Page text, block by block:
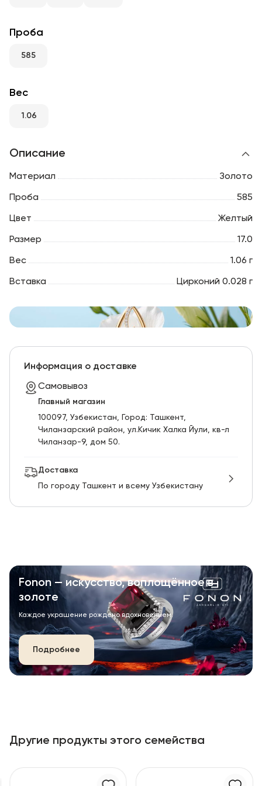
Проба
585
Вес
1.06
Описание
Материал Золото
Проба 585
Цвет Желтый
Размер 17.0
Вес 1.06 г
Вставка Цирконий 0.028 г
Информация о доставке
Самовывоз
Главный магазин
100097, Узбекистан, Город: Ташкент,
Чиланзарский pайон, ул.Кичик Халка Йули, кв-л
Чиланзар-9, дом 50.
Доставка
По городу Ташкент и всему Узбекистану
Fonon — искусство, воплощённое в
золоте
Каждое украшение рождено вдохновением.
Подробнее
Другие продукты этого семейства